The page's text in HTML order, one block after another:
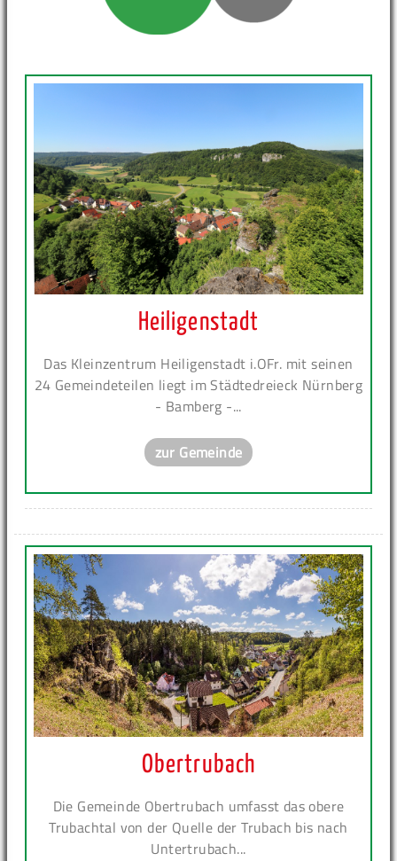
Heiligenstadt
Das Kleinzentrum Heiligenstadt i.OFr. mit seinen
24 Gemeindeteilen liegt im Städtedreieck Nürnberg
- Bamberg -...
zur Gemeinde
Obertrubach
Die Gemeinde Obertrubach umfasst das obere
Trubachtal von der Quelle der Trubach bis nach
Untertrubach...